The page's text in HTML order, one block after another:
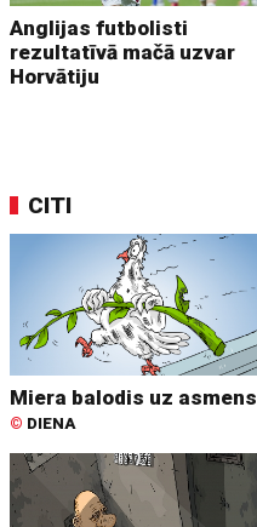
Anglijas futbolisti
rezultatīvā mačā uzvar
Horvātiju
CITI
Miera balodis uz asmens
© DIENA